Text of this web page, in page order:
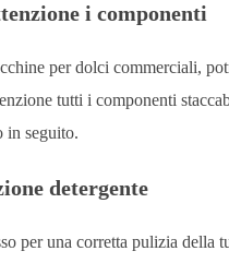
i componenti
per dolci commerciali,
tutti i componenti
in seguito.
detergente
per una corretta pulizia della